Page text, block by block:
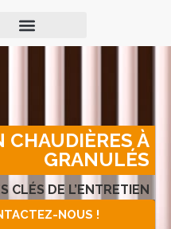
CHAUDIÈRES À
GRANULÉS
CLÉS DE L’ENTRETIEN
NOUS !